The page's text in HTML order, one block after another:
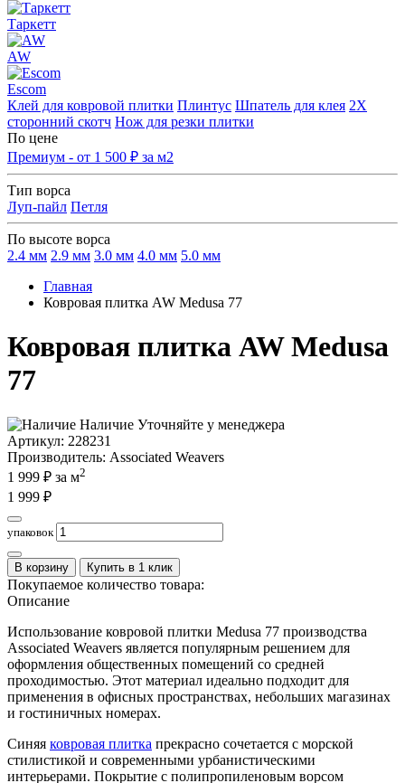
Таркетт
AW
Escom
Клей для ковровой плитки Плинтус Шпатель для клея 2Х
сторонний скотч Нож для резки плитки
По цене
Премиум - от 1 500 ₽ за м2
Тип ворса
Луп-пайл Петля
По высоте ворса
2.4 мм 2.9 мм 3.0 мм 4.0 мм 5.0 мм
Главная
Ковровая плитка AW Medusa 77
Ковровая плитка AW Medusa
77
Наличие Уточняйте у менеджера
Артикул: 228231
Производитель: Associated Weavers
1 999 ₽ за м2
1 999 ₽
упаковок
В корзину Купить в 1 клик
Покупаемое количество товара:
Описание
Использование ковровой плитки Medusa 77 производства
Associated Weavers является популярным решением для
оформления общественных помещений со средней
проходимостью. Этот материал идеально подходит для
применения в офисных пространствах, небольших магазинах
и гостиничных номерах.
Синяя ковровая плитка прекрасно сочетается с морской
стилистикой и современными урбанистическими
интерьерами. Покрытие с полипропиленовым ворсом